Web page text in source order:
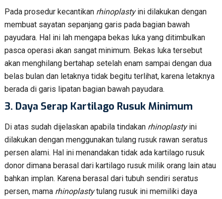
Pada prosedur kecantikan rhinoplastyini dilakukan dengan
membuat sayatan sepanjang garis pada bagian bawah
payudara. Hal ini lah mengapa bekas luka yang ditimbulkan
pasca operasi akan sangat minimum. Bekas luka tersebut
akan menghilang bertahap setelah enam sampai dengan dua
belas bulan dan letaknya tidak begitu terlihat, karena letaknya
berada di garis lipatan bagian bawah payudara.
3. Daya Serap Kartilago Rusuk Minimum
Di atas sudah dijelaskan apabila tindakan rhinoplastyini
dilakukan dengan menggunakan tulang rusuk rawan seratus
persen alami. Hal ini menandakan tidak ada kartilago rusuk
donor dimana berasal dari kartilago rusuk milik orang lain atau
bahkan implan. Karena berasal dari tubuh sendiri seratus
persen, mama rhinoplastytulang rusuk ini memiliki daya